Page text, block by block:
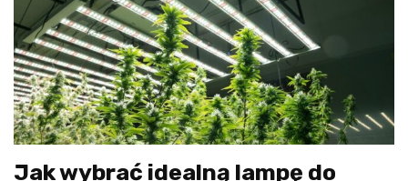
Jak wybrać idealną lampę do